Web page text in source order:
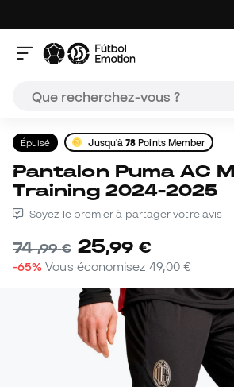
Épuisé Jusqu'à78 Points Member
Pantalon Puma AC Milan
Training 2024-2025
Soyez le premier à partager votre avis
74,99 € 25,99 €
-65% Vous économisez 49,00 €